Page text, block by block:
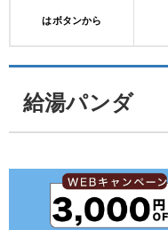
はボタンから
給湯パンダ